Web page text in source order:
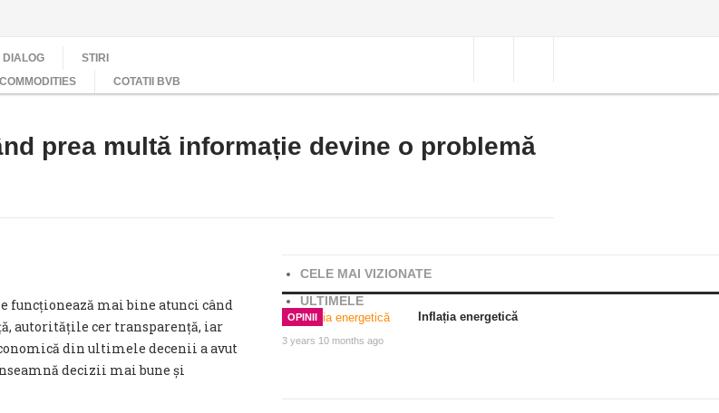
DIALOG
STIRI
COMMODITIES COTATII BVB
prea multă informație devine o problemă
funcționează mai bine atunci când
autoritățile cer transparență, iar
din ultimele decenii a avut
decizii mai bune și
CELE MAI VIZIONATE
ULTIMELE
OPINII
3 years 10 months ago
Inflația energetică